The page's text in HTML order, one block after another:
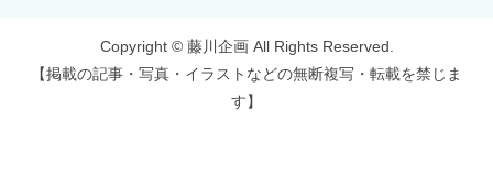
Copyright © 藤川企画 All Rights Reserved.
【掲載の記事・写真・イラストなどの無断複写・転載を禁じま
す】